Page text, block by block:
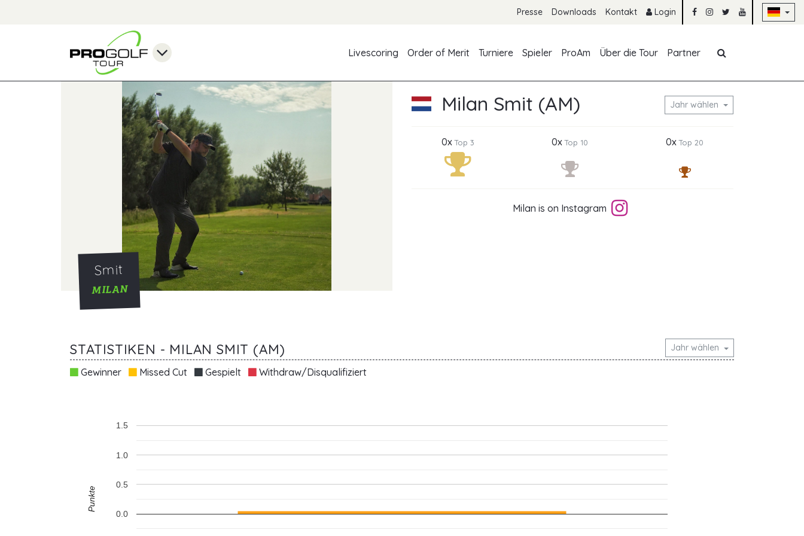
Presse Downloads Kontakt Login
Livescoring
Order of Merit Turniere Spieler ProAm Über die Tour Partner
Smit
MILAN
Milan Smit (AM) Jahr wählen
0xTop 3 0xTop 10 0xTop 20
Milan is on Instagram
STATISTIKEN - MILAN SMIT (AM) Jahr wählen
Gewinner Missed Cut Gespielt Withdraw/Disqualifiziert
0.0
0.5
1.0
1.5
Punkte